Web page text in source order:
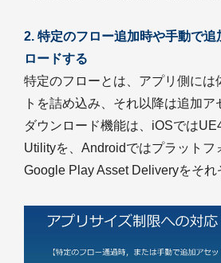
2. 特定のフロー追加時や手動で
ロードする
特定のフローとは、アプリ側には
トを詰め込み、それ以降は追加ア
ダウンロード機能は、iOSでは
Utilityを、Androidではプラットフ
Google Play Asset Deliveryをそれ